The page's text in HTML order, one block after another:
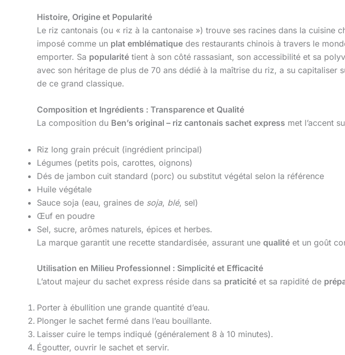
Histoire, Origine et Popularité
Le riz cantonais (ou « riz à la cantonaise ») trouve ses racines dans la cuisine
imposé comme un plat emblématique des restaurants chinois à travers le
emporter. Sa popularité tient à son côté rassasiant, son accessibilité et sa
avec son héritage de plus de 70 ans dédié à la maîtrise du riz, a su
de ce grand classique.
Composition et Ingrédients : Transparence et Qualité
La composition du Ben’s original – riz cantonais sachet express met l’accent
Riz long grain précuit (ingrédient principal)
Légumes (petits pois, carottes, oignons)
Dés de jambon cuit standard (porc) ou substitut végétal selon la référence
Huile végétale
Sauce soja (eau, graines de soja, blé, sel)
Œuf en poudre
Sel, sucre, arômes naturels, épices et herbes.
La marque garantit une recette standardisée, assurant une qualité et un goût
Utilisation en Milieu Professionnel : Simplicité et Efficacité
L’atout majeur du sachet express réside dans sa praticité et sa rapidité de
Porter à ébullition une grande quantité d’eau.
Plonger le sachet fermé dans l’eau bouillante.
Laisser cuire le temps indiqué (généralement 8 à 10 minutes).
Égoutter, ouvrir le sachet et servir.